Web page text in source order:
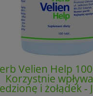
Velien Help
Korzystnie
i żołądek -